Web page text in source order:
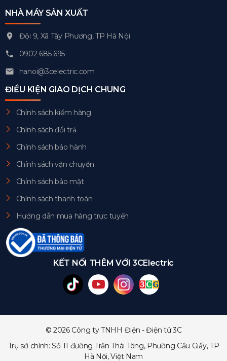
NHÀ MÁY SẢN XUẤT
Đội 9, Xã Tây Phương, TP Hà Nội
0902 685 695
hanoi@3celectric.com
ĐIỀU KIỆN GIAO DỊCH CHUNG
Chính sách kiểm hàng
Chính sách đổi trả
Chính sách bảo hành
Chính sách vận chuyển
Chính sách bảo mật
Chính sách thanh toán
Hướng dẫn mua hàng trực tuyến
KẾT NỐI THÊM VỚI 3CElectric
© 2026 Công ty TNHH Điện - Điện tử 3C
Trụ sở chính: Số 11 đường Trần Thái Tông, Phường Cầu Giấy, TP
Hà Nội, Việt Nam